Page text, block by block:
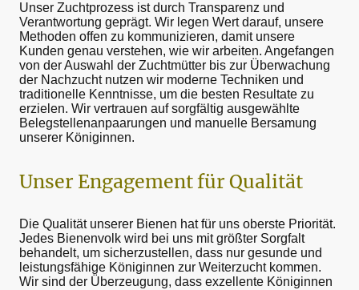
Unser Zuchtprozess ist durch Transparenz und
Verantwortung geprägt. Wir legen Wert darauf, unsere
Methoden offen zu kommunizieren, damit unsere
Kunden genau verstehen, wie wir arbeiten. Angefangen
von der Auswahl der Zuchtmütter bis zur Überwachung
der Nachzucht nutzen wir moderne Techniken und
traditionelle Kenntnisse, um die besten Resultate zu
erzielen. Wir vertrauen auf sorgfältig ausgewählte
Belegstellenanpaarungen und manuelle Bersamung
unserer Königinnen.
Unser Engagement für Qualität
Die Qualität unserer Bienen hat für uns oberste Priorität.
Jedes Bienenvolk wird bei uns mit größter Sorgfalt
behandelt, um sicherzustellen, dass nur gesunde und
leistungsfähige Königinnen zur Weiterzucht kommen.
Wir sind der Überzeugung, dass exzellente Königinnen